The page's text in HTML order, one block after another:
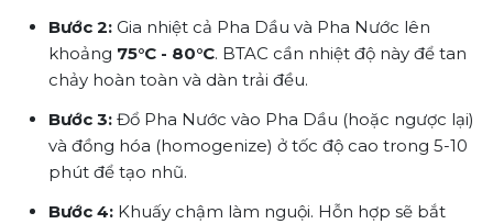
Bước 2: Gia nhiệt cả Pha Dầu và Pha Nước lên
khoảng 75°C - 80°C. BTAC cần nhiệt độ này để tan
chảy hoàn toàn và dàn trải đều.
Bước 3: Đổ Pha Nước vào Pha Dầu (hoặc ngược lại)
và đồng hóa (homogenize) ở tốc độ cao trong 5-10
phút để tạo nhũ.
Bước 4: Khuấy chậm làm nguội. Hỗn hợp sẽ bắt